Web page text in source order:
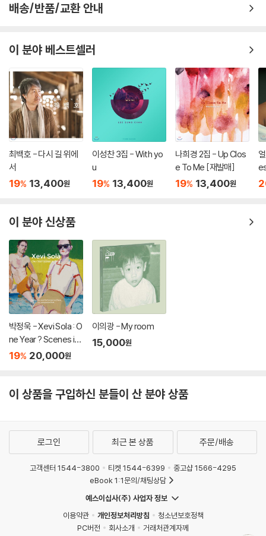
다). 이제 김수열, 이동기, 최선배 등만이 남아있는 1세대 연주자들의 빈 자
(트럼펫)과 김지석(색소폰) 같은 젊은 관악기 연주자들도 소리를 보탰다.
그가 지금껏 만든 앨범들 가운데서 가장 재즈의 색이 진하게 묻어났다. 그
는 재즈 피아니스트로 분류돼왔지만 늘 재즈의 색이 짙었던 건 아니다. 그
의 첫 앨범에는 '뉴에이지'란 수식어가 붙기도 했고, 그 자신도 일렉트로닉
등 다양한 장르의 음악을 실험해왔다. 이 앨범에서 그는 처음 정기연주회
를 함께했던 5년간의 야누스를 추억하며 계속해서 스윙한다. 이전의 개인
앨범들이 자그마한 스윙을 품고 있었다면 그는 선배들과 함께한 이 앨범에
선 그때 그 시절처럼 크고 즐겁게 스윙한다. 그 안에 임인건 특유의 서정과
근원의 포크적인 정서가 여전히 명징하게 자리하고 있는 건 물론이다.
야누스 멤버들도 앨범에 많은 공을 들였다. 박성연은 일주일에 이삼일은
동기는 지금 부르면 더 잘 부를 수 있을 것 같다며 연신 아쉬워했다. 박성연
은 울림이 담겨 있고, 이동기가 다시 부른 '하도리 가는 길'은 그 동안 이 노
래를 불러온 장필순, 요조, 강아솔과는 또 다른 매력을 전해준다. 두 곡 모
두 아름답게 나이 들어간다는 것이 무엇인지를 잘 보여주는 노래들이다.
앨범의 시작을 여는 'I'll Remember (이판근)'은 야누스의 이론가였던 이
판근을 기리는 곡이자 이판근이 임인건과 함께 만든 곡이다. 재즈 1세대가
만든 이 현대적인 스타일에 감탄하며 시작한 감상은 김수열과 이동기, 최
선배가 모두 참여한 '야누스 블루스'로 끝을 맺는다.
37년간 운영되던 야누스는 2015년 디바야누스로 이름을 바꾸고 후배 재
즈 가수 말로가 운영을 맡았다. 37년 동안의 어려움은 말로 다 설명하기 어
통해 야누스 운영을 해왔다. 몇 해 전 야누스를 유지하기 위해 1960년대부
해왔다. 얼마 전 만난 자리에서 무엇 때문에 그렇게 야누스를 지키고 싶었
는지 물을 수밖에 없었다. 대답은 처음 야누스를 열었을 때의 이유와 같았
"노래를 계속 부르고 싶었어요."
-대중음악 평론가 김학선
배송/반품/교환 안내
이 분야 베스트셀러
최백호 - 다시 길 위에
서
19% 13,400원
이성찬 3집 - With yo
u
19% 13,400원
나희경 2집 - Up Clos
e To Me [재발매]
19% 13,400원
이 분야 신상품
박정욱 - Xevi Sola : O
ne Year ? Scenes in
Time
19% 20,000원
이의광 - My room
15,000원
이 상품을 구입하신 분들이 산 분야 상품
로그인 최근 본 상품 주문/배송
고객센터 1544-3800 티켓 1544-6399
중고샵 1566-4295
eBook 1:1문의/채팅상담
예스이십사(주) 사업자 정보
이용약관
개인정보처리방침
청소년보호정책
PC버전
회사소개
거래처관계자께